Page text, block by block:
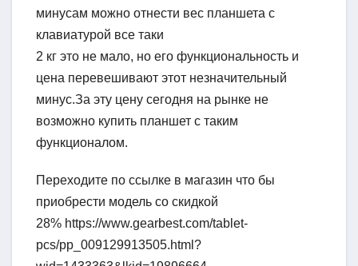
минусам можно отнести вес планшета с
клавиатурой все таки
2 кг это не мало, но его функциональность и
цена перевешивают этот незначительный
минус.За эту цену сегодня на рынке не
возможно купить планшет с таким
функционалом.
Переходите по ссылке в магазин что бы
приобрести модель со скидкой
28% https://www.gearbest.com/tablet-
pcs/pp_009129913505.html?